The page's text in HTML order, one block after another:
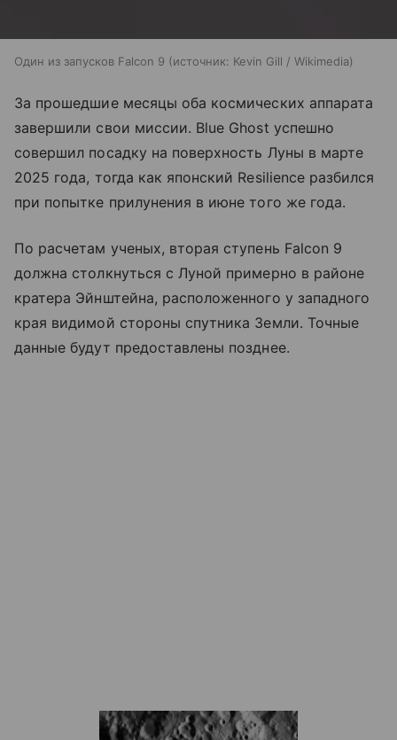
Один из запусков Falcon 9 источник: Kevin Gill / Wikimedia
За прошедшие месяцы оба космических аппарата
завершили свои миссии. Blue Ghost успешно
совершил посадку на поверхность Луны в марте
2025 года, тогда как японский Resilience разбился
при попытке прилунения в июне того же года.
По расчетам ученых, вторая ступень Falcon 9
должна столкнуться с Луной примерно в районе
кратера Эйнштейна, расположенного у западного
края видимой стороны спутника Земли. Точные
данные будут предоставлены позднее.